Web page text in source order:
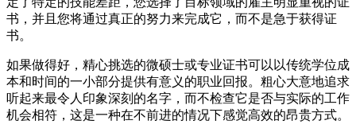
书，并且您将通过真正的努力来完成它，而不是急于获得证
书。
如果做得好，精心挑选的微硕士或专业证书可以以传统学位成
本和时间的一小部分提供有意义的职业回报。粗心大意地追求
听起来最令人印象深刻的名字，而不检查它是否与实际的工作
机会相符，这是一种在不前进的情况下感觉高效的昂贵方式。